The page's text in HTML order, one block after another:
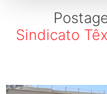
Sindicato